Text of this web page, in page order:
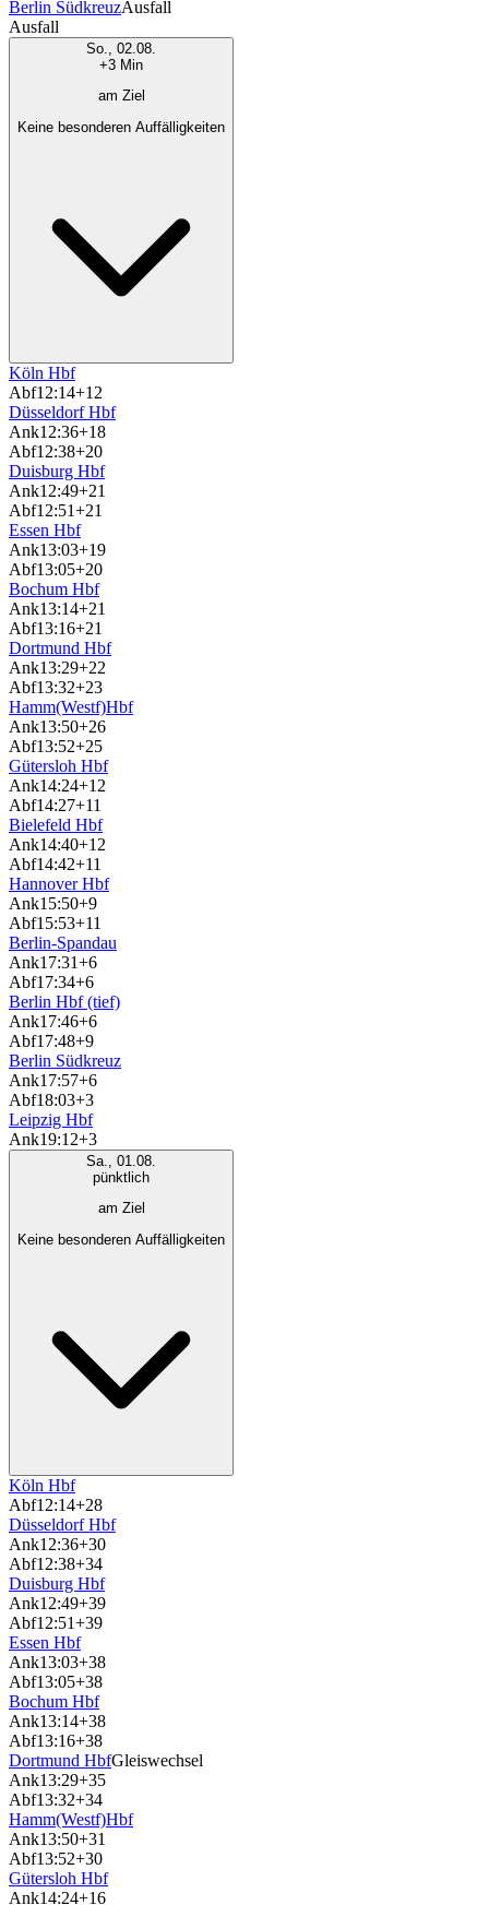
Berlin SüdkreuzAusfall
Ausfall
So., 02.08.
+3 Min
am Ziel
Keine besonderen Auffälligkeiten
Köln Hbf
Abf12:14+12
Düsseldorf Hbf
Ank12:36+18
Abf12:38+20
Duisburg Hbf
Ank12:49+21
Abf12:51+21
Essen Hbf
Ank13:03+19
Abf13:05+20
Bochum Hbf
Ank13:14+21
Abf13:16+21
Dortmund Hbf
Ank13:29+22
Abf13:32+23
Hamm(Westf)Hbf
Ank13:50+26
Abf13:52+25
Gütersloh Hbf
Ank14:24+12
Abf14:27+11
Bielefeld Hbf
Ank14:40+12
Abf14:42+11
Hannover Hbf
Ank15:50+9
Abf15:53+11
Berlin-Spandau
Ank17:31+6
Abf17:34+6
Berlin Hbf (tief)
Ank17:46+6
Abf17:48+9
Berlin Südkreuz
Ank17:57+6
Abf18:03+3
Leipzig Hbf
Ank19:12+3
Sa., 01.08.
pünktlich
am Ziel
Keine besonderen Auffälligkeiten
Köln Hbf
Abf12:14+28
Düsseldorf Hbf
Ank12:36+30
Abf12:38+34
Duisburg Hbf
Ank12:49+39
Abf12:51+39
Essen Hbf
Ank13:03+38
Abf13:05+38
Bochum Hbf
Ank13:14+38
Abf13:16+38
Dortmund HbfGleiswechsel
Ank13:29+35
Abf13:32+34
Hamm(Westf)Hbf
Ank13:50+31
Abf13:52+30
Gütersloh Hbf
Ank14:24+16